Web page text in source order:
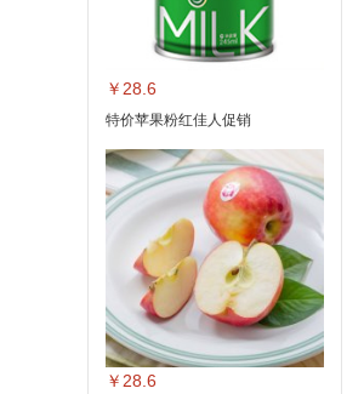
￥28.6
特价苹果粉红佳人促销
￥28.6